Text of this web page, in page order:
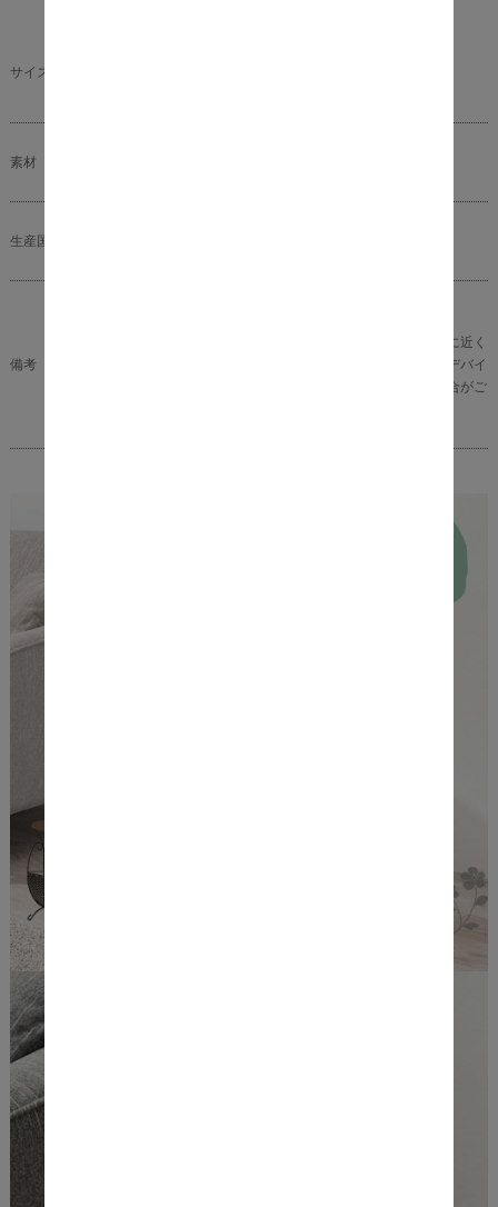
サイズ（約）
素材
生産国
備考
※商品の色味に関してましては、できる限り実物に近く
なる様に努めておりますが、ご利用のモニターやデバイ
スの発色によりまして、実物と異なって見える場合がご